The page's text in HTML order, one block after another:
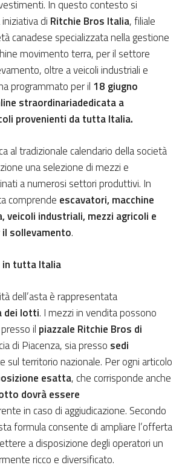
In questo contesto si
di Ritchie Bros Italia, filiale
canadese specializzata nella gestione
movimento terra, per il settore
oltre a veicoli industriali e
programmato per il 18 giugno
straordinariadedicata a
provenienti da tutta Italia.
al tradizionale calendario della società
una selezione di mezzi e
a numerosi settori produttivi. In
comprende escavatori, macchine
veicoli industriali, mezzi agricoli e
sollevamento.
in tutta Italia
dell’asta è rappresentata
dei lotti. I mezzi in vendita possono
il piazzale Ritchie Bros di
di Piacenza, sia presso sedi
sul territorio nazionale. Per ogni articolo
esatta, che corrisponde anche
dovrà essere
in caso di aggiudicazione. Secondo
formula consente di ampliare l’offerta
a disposizione degli operatori un
ricco e diversificato.